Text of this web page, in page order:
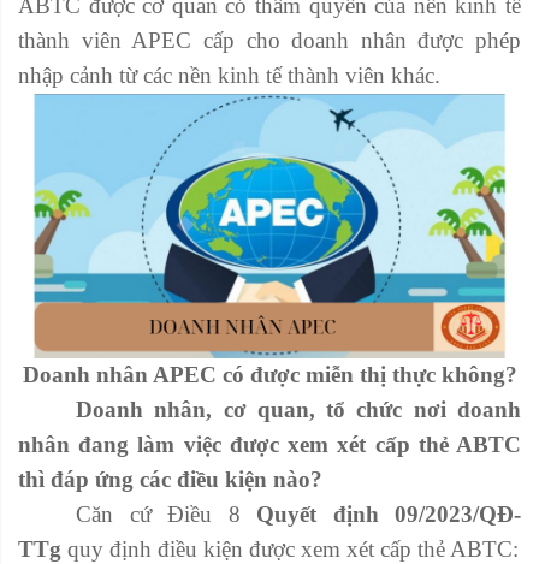
ABTC được cơ quan có thẩm quyền của nền kinh tế
thành viên APEC cấp cho doanh nhân được phép
nhập cảnh từ các nền kinh tế thành viên khác.
Doanh nhân APEC có được miễn thị thực không?
Doanh nhân, cơ quan, tổ chức nơi doanh
nhân đang làm việc được xem xét cấp thẻ ABTC
thì đáp ứng các điều kiện nào?
Căn cứ Điều 8 Quyết định 09/2023/QĐ-
TTg quy định điều kiện được xem xét cấp thẻ ABTC: